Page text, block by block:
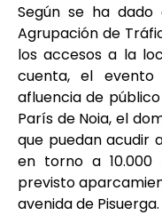
Según se ha
Agrupación de
los accesos a la
cuenta, el
afluencia de
París de Noia, el
que puedan acudir
en torno a
previsto
avenida de Pisuerga.